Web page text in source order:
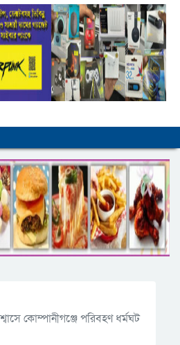
কোম্পানীগঞ্জে পরিবহণ ধর্মঘট